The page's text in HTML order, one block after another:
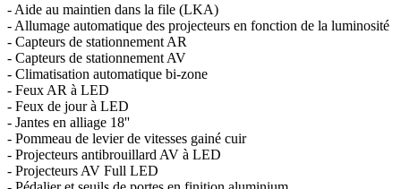
- Aide au maintien dans la file (LKA)
- Allumage automatique des projecteurs en fonction de la luminosité
- Capteurs de stationnement AR
- Capteurs de stationnement AV
- Climatisation automatique bi-zone
- Feux AR à LED
- Feux de jour à LED
- Jantes en alliage 18''
- Pommeau de levier de vitesses gainé cuir
- Projecteurs antibrouillard AV à LED
- Projecteurs AV Full LED